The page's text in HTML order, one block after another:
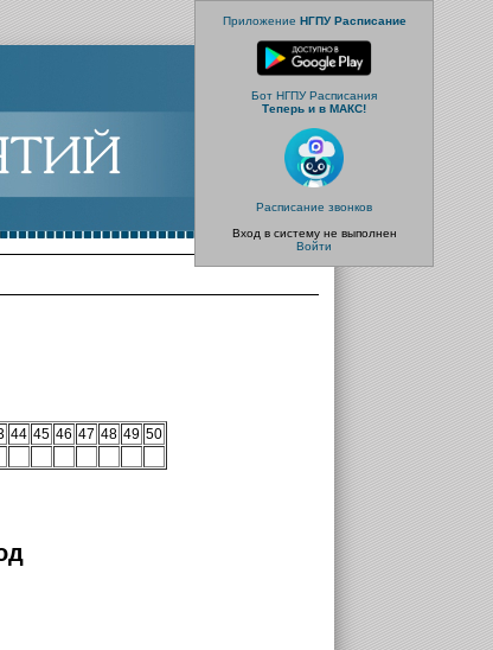
Приложение НГПУ Расписание
Бот НГПУ Расписания
Теперь и в МАКС!
Расписание звонков
Вход в систему не выполнен
Войти
44 45 46 47 48 49 50